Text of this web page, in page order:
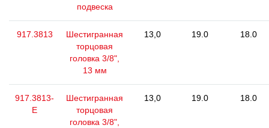
подвеска
917.3813
Шестигранная
торцовая
головка 3/8",
13 мм
13,0 19.0 18.0
917.3813-
E
Шестигранная
торцовая
головка 3/8",
13,0 19.0 18.0